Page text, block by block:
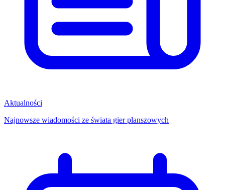
Aktualności
Najnowsze wiadomości ze świata gier planszowych